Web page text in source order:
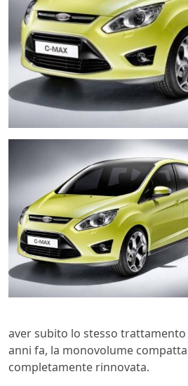
aver subito lo stesso trattamento
anni fa, la monovolume
completamente rinnovata.